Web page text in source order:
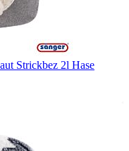
Strickbez 2l Hase